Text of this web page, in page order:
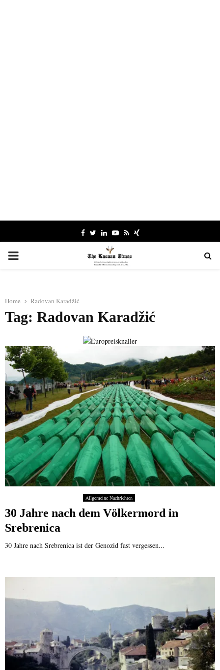
Facebook
TwitterLinkedinYoutube
RssXing
PRIMARY
Home Radovan Karadžić
Tag: Radovan Karadžić
Allgemeine Nachrichten
30 Jahre nach dem Völkermord in
Srebrenica
30 Jahre nach Srebrenica ist der Genozid fast vergessen...